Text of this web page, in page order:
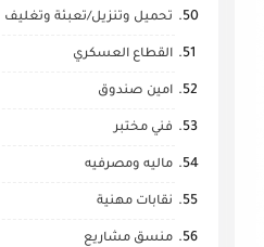
تحميل وتنزيل/تعبئة وتغليف
القطاع العسكري
امين صندوق
فني مختبر
ماليه ومصرفيه
نقابات مهنية
منسق مشاريع